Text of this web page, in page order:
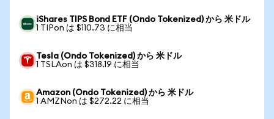
iShares TIPS Bond ETF (Ondo Tokenized) から 米ドル
1 TIPon は $110.73 に相当
Tesla (Ondo Tokenized) から 米ドル
1 TSLAon は $318.19 に相当
Amazon (Ondo Tokenized) から 米ドル
1 AMZNon は $272.22 に相当